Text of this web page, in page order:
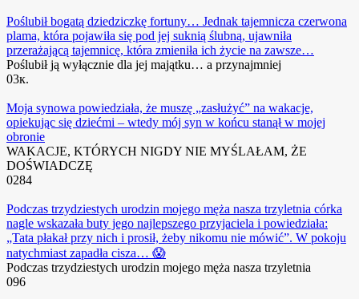
Poślubił bogatą dziedziczkę fortuny… Jednak tajemnicza czerwona
plama, która pojawiła się pod jej suknią ślubną, ujawniła
przerażającą tajemnicę, która zmieniła ich życie na zawsze…
Poślubił ją wyłącznie dla jej majątku… a przynajmniej
03к.
Moja synowa powiedziała, że ​​muszę „zasłużyć” na wakacje,
opiekując się dziećmi – wtedy mój syn w końcu stanął w mojej
obronie
WAKACJE, KTÓRYCH NIGDY NIE MYŚLAŁAM, ŻE
DOŚWIADCZĘ
0284
Podczas trzydziestych urodzin mojego męża nasza trzyletnia córka
nagle wskazała buty jego najlepszego przyjaciela i powiedziała:
„Tata płakał przy nich i prosił, żeby nikomu nie mówić”. W pokoju
natychmiast zapadła cisza… 😱
Podczas trzydziestych urodzin mojego męża nasza trzyletnia
096